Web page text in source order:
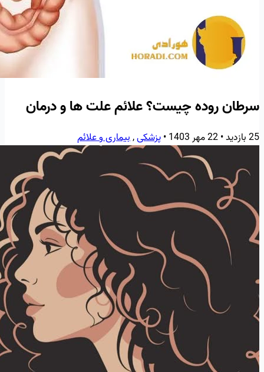
سرطان روده چیست؟ علائم علت ها و درمان
25 بازدید •22 مهر 1403 •پزشکی,بیماری و علائم